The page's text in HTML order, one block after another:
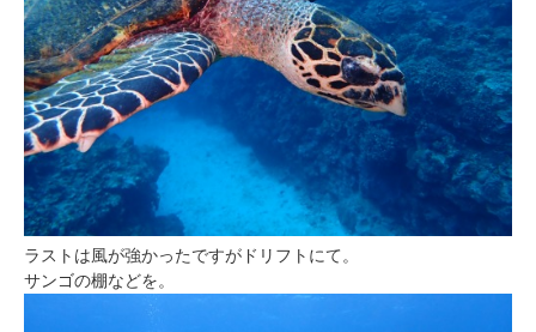
ラストは風が強かったですがドリフトにて。
サンゴの棚などを。